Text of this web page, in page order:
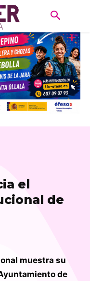
el
de
muestra su
de